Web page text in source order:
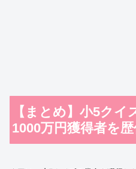
【まとめ】小5クイ
1000万円獲得者を